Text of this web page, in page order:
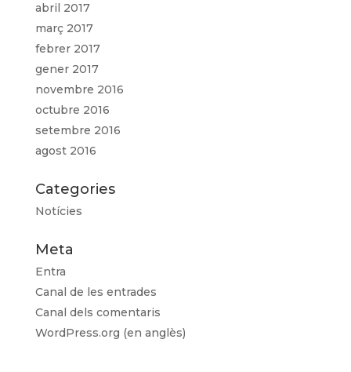
abril 2017
març 2017
febrer 2017
gener 2017
novembre 2016
octubre 2016
setembre 2016
agost 2016
Categories
Notícies
Meta
Entra
Canal de les entrades
Canal dels comentaris
WordPress.org (en anglès)